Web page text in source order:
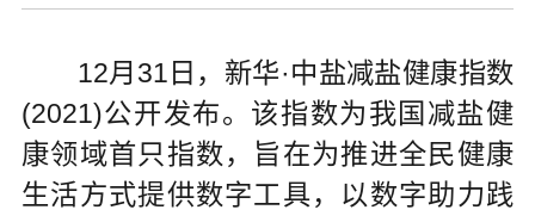
12月31日，新华·中盐减盐健康指数
(2021)公开发布。该指数为我国减盐健
康领域首只指数，旨在为推进全民健康
生活方式提供数字工具，以数字助力践